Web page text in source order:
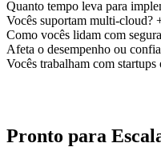
Quanto tempo leva para
Vocês suportam multi-cloud?
Como vocês lidam com
Afeta o desempenho ou
Vocês trabalham com startups
Pronto para